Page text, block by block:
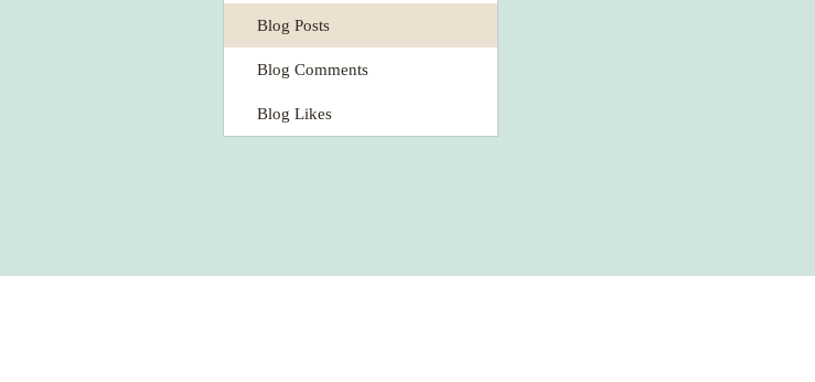
Blog Posts
Blog Comments
Blog Likes